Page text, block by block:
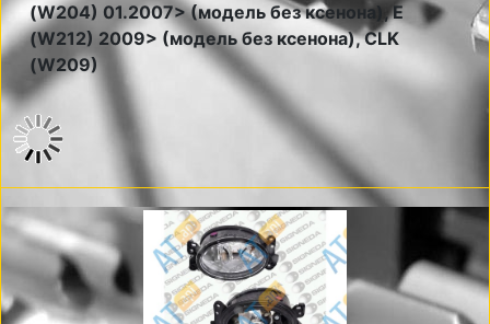
(W204) 01.2007> (модель без ксенона), E
(W212) 2009> (модель без ксенона), CLK
(W209)